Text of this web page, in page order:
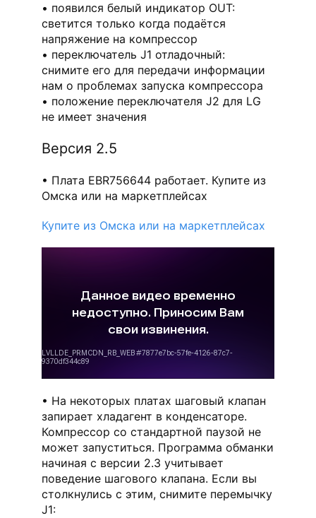
появился белый индикатор OUT:
светится только когда подаётся
напряжение на компрессор
переключатель J1 отладочный:
снимите его для передачи информации
нам о проблемах запуска компрессора
положение переключателя J2 для LG
не имеет значения
Версия 2.5
Плата EBR756644 работает. Купите из
Омска или на маркетплейсах
Купите из Омска или на маркетплейсах
На некоторых платах шаговый клапан
запирает хладагент в конденсаторе.
Компрессор со стандартной паузой не
может запуститься. Программа обманки
начиная с версии 2.3 учитывает
поведение шагового клапана. Если вы
столкнулись с этим, снимите перемычку
J1: